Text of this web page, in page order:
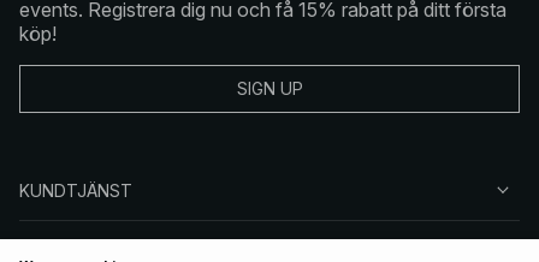
events. Registrera dig nu och få 15% rabatt på ditt första
köp!
SIGN UP
KUNDTJÄNST